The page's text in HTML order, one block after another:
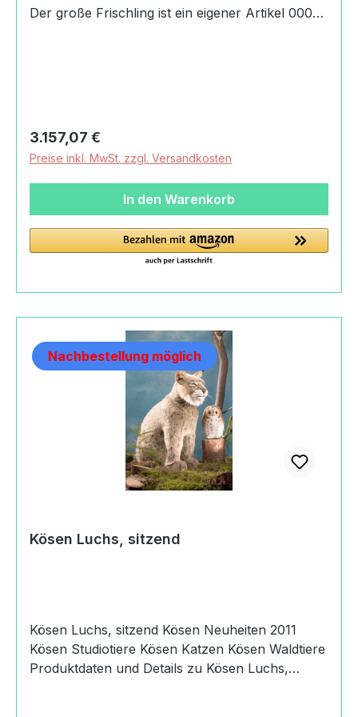
Der große Frischling ist ein eigener Artikel 0001-
GmbHRudelsburgpromenade06628 Bad Kösen,
Deutschland+49 (0) 34463/33-
100info@koesener.de
Regulärer Preis:
3.157,07 €
Preise inkl. MwSt. zzgl. Versandkosten
In den Warenkorb
Nachbestellung möglich
Kösen Luchs, sitzend
Kösen Luchs, sitzend Kösen Neuheiten 2011
Kösen Studiotiere Kösen Katzen Kösen Waldtiere
Produktdaten und Details zu Kösen Luchs,